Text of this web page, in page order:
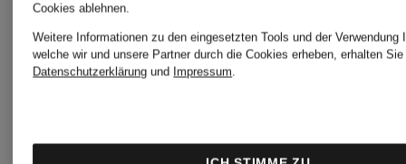
Blauer
WAVE
Blauer
ADAMS
Cookies ablehnen.
Weitere Informationen zu den eingesetzten Tools und der Verwendung
welche wir und unsere Partner durch die Cookies erheben, erhalten
Datenschutzerklärung und Impressum.